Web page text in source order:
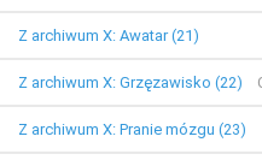
Z archiwum X: Awatar (21)
Z archiwum X: Grzęzawisko (22)
Z archiwum X: Pranie mózgu (23)